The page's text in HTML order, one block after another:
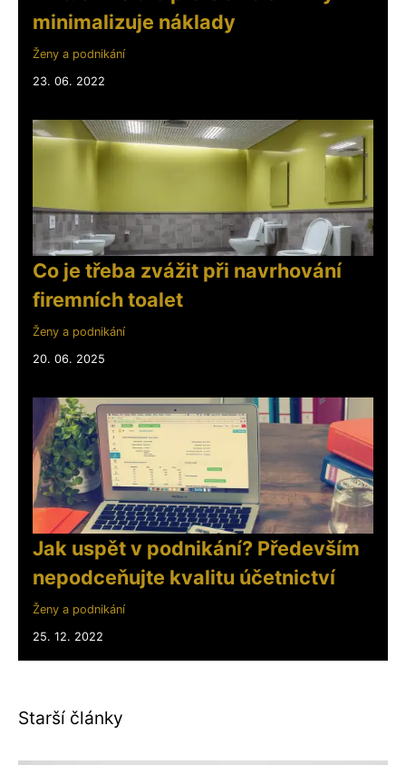
minimalizuje náklady
Ženy a podnikání
23. 06. 2022
Co je třeba zvážit při navrhování
firemních toalet
Ženy a podnikání
20. 06. 2025
Jak uspět v podnikání? Především
nepodceňujte kvalitu účetnictví
Ženy a podnikání
25. 12. 2022
Starší články